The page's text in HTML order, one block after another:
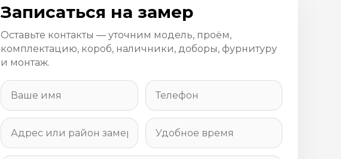
Записаться на замер
Оставьте контакты — уточним модель, проём,
комплектацию, короб, наличники, доборы, фурнитуру
и монтаж.